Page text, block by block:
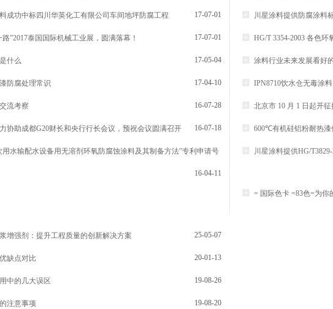
成功中标四川华英化工有限公司车间地坪防腐工程 17-07-01
”2017泰国国际机械工业展，圆满落幕！ 17-07-01
什么 17-05-04
防腐处理常识 17-04-10
流考察 16-07-28
力协助成都G20财长和央行行长会议，预祝会议圆满召开 16-07-18
用水输配水设备用无溶剂环氧防腐蚀涂料及其制备方法”专利申请号
16-04-11
川星涂料提供防腐涂料
HG/T 3354-2003 各色
涂料行业未来发展看好
IPN8710饮水仓无毒涂
北京市 10 月 1 日起开
600℃有机硅铝粉耐热漆
川星涂料提供HG/
= 国际色卡 =83色=为你
增强剂：提升工程质量的创新解决方案 25-05-07
缺点对比 20-01-13
中的几大误区 19-08-26
注意事项 19-08-20